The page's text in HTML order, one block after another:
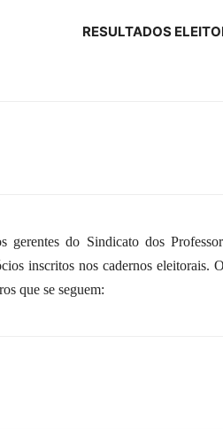
RESULTADOS
gerentes do Sindicato dos
inscritos nos cadernos eleitorais.
que se seguem: